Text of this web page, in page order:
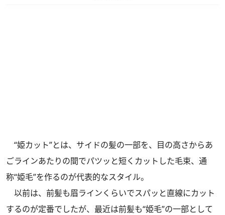
“姫カット”とは、サイドの髪の一部を、目の高さからあ
ごラインあたりの間でパツッと短くカットした毛束、通
称“姫毛”を作るのが代表的なスタイル。
以前は、前髪も眉ラインくらいでスパッと直線にカット
するのが定番でしたが、最近は前髪も“姫毛”の一部として